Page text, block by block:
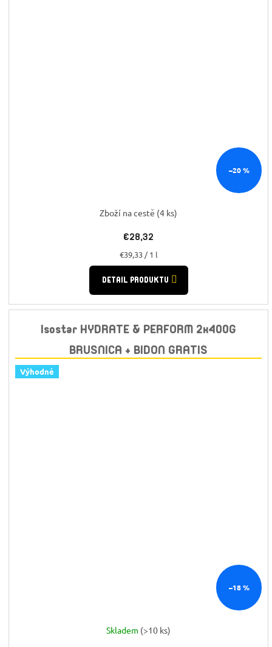
–20 %
Zboží na cestě (4 ks)
€28,32
Jednotková
cena:
€39,33 / 1 l
DETAIL PRODUKTU
Isostar HYDRATE & PERFORM 2x400G
BRUSNICA + BIDON GRATIS
Výhodné
–18 %
Skladem (>10 ks)